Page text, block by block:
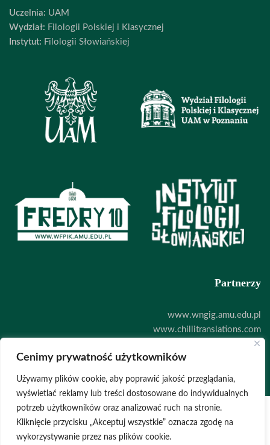
Cenimy prywatność użytkowników
Używamy plików cookie, aby poprawić jakość przeglądania,
wyświetlać reklamy lub treści dostosowane do indywidualnych
potrzeb użytkowników oraz analizować ruch na stronie.
Kliknięcie przycisku „Akceptuj wszystkie” oznacza zgodę na
wykorzystywanie przez nas plików cookie.
Uczelnia: UAM
Wydział: Filologii Polskiej i Klasycznej
Instytut: Filologii Słowiańskiej
Partnerzy
www.wngig.amu.edu.pl
www.chillitranslations.com
www.zoodigital.com
POLITYKA PRYWATNOŚCI